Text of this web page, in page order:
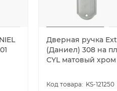
Дверная ручка
(Даниел) 308 на
CYL матовый хром
KS-121250